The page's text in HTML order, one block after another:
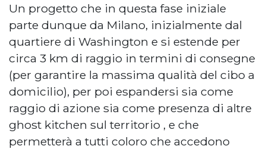
Un progetto che in questa fase iniziale
parte dunque da Milano, inizialmente dal
quartiere di Washington e si estende per
circa 3 km di raggio in termini di consegne
(per garantire la massima qualità del cibo a
domicilio), per poi espandersi sia come
raggio di azione sia come presenza di altre
ghost kitchen sul territorio , e che
permetterà a tutti coloro che accedono